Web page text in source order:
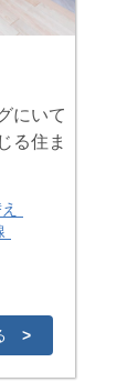
にいて
る住ま
>